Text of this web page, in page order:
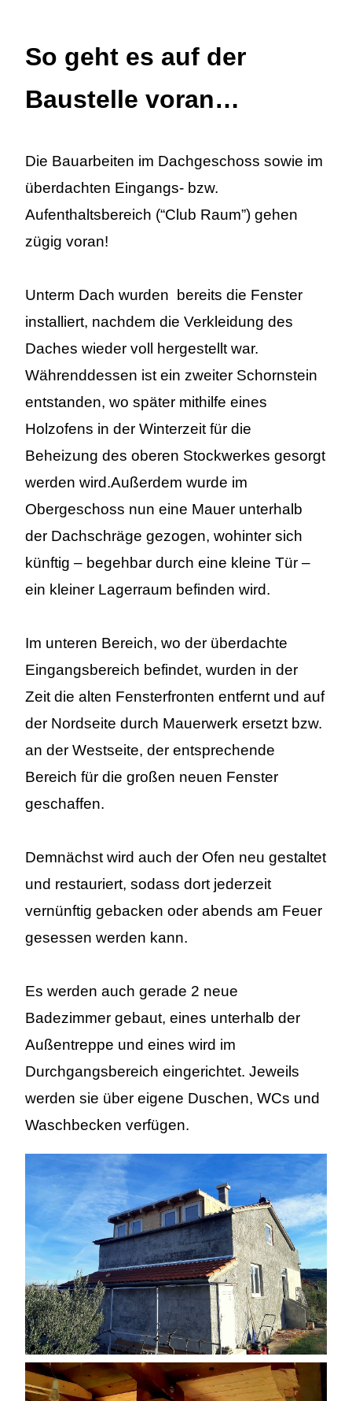
So geht es auf der
Baustelle voran…
Die Bauarbeiten im Dachgeschoss sowie im
überdachten Eingangs- bzw.
Aufenthaltsbereich (“Club Raum”) gehen
zügig voran!
Unterm Dach wurden bereits die Fenster
installiert, nachdem die Verkleidung des
Daches wieder voll hergestellt war.
Währenddessen ist ein zweiter Schornstein
entstanden, wo später mithilfe eines
Holzofens in der Winterzeit für die
Beheizung des oberen Stockwerkes gesorgt
werden wird.Außerdem wurde im
Obergeschoss nun eine Mauer unterhalb
der Dachschräge gezogen, wohinter sich
künftig – begehbar durch eine kleine Tür –
ein kleiner Lagerraum befinden wird.
Im unteren Bereich, wo der überdachte
Eingangsbereich befindet, wurden in der
Zeit die alten Fensterfronten entfernt und auf
der Nordseite durch Mauerwerk ersetzt bzw.
an der Westseite, der entsprechende
Bereich für die großen neuen Fenster
geschaffen.
Demnächst wird auch der Ofen neu gestaltet
und restauriert, sodass dort jederzeit
vernünftig gebacken oder abends am Feuer
gesessen werden kann.
Es werden auch gerade 2 neue
Badezimmer gebaut, eines unterhalb der
Außentreppe und eines wird im
Durchgangsbereich eingerichtet. Jeweils
werden sie über eigene Duschen, WCs und
Waschbecken verfügen.